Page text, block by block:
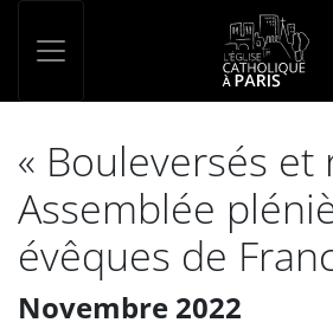
« Bouleversés et
Assemblée
évêques de
Novembre 2022
Panneau de gestion des cookies